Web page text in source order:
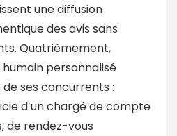
une diffusion
des avis sans
Quatrièmement,
personnalisé
ses concurrents :
d’un chargé de compte
de rendez-vous